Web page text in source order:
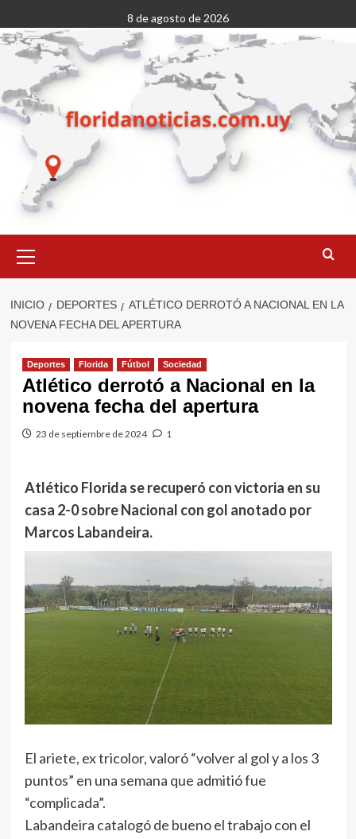
al
contenido
8 de agosto de 2026
primario
INICIO DEPORTES
ATLÉTICO DERROTÓ A NACIONAL EN LA
NOVENA FECHA DEL APERTURA
Deportes Florida Fútbol Sociedad
Atlético derrotó a Nacional en la
novena fecha del apertura
23 de septiembre de 2024 1
Atlético Florida se recuperó con victoria en su
casa 2-0 sobre Nacional con gol anotado por
Marcos Labandeira.
El ariete, ex tricolor, valoró “volver al gol y a los 3
puntos” en una semana que admitió fue
“complicada”.
Labandeira catalogó de bueno el trabajo con el